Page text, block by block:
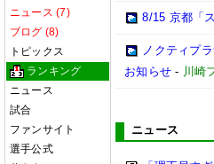
ニュース (7)
ブログ (8)
トピックス
ランキング
ニュース
試合
ファンサイト
選手公式
8/15 京都「
ノクティプ
お知らせ - 川崎
ニュース